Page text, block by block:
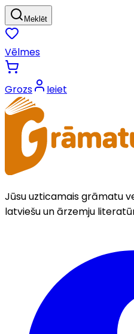
Meklēt
Vēlmes
Grozs Ieiet
Jūsu uzticamais grāmatu
latviešu un ārzemju